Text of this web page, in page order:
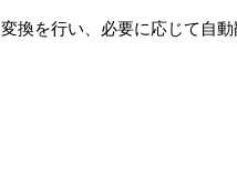
を行い、必要に応じて自動